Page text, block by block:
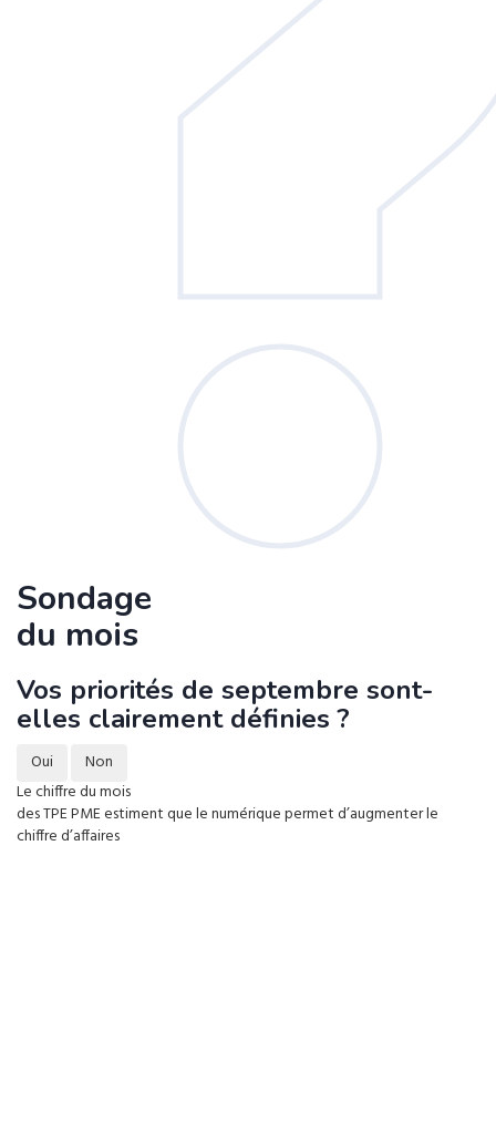
Sondage
du mois
Vos priorités de septembre sont-
elles clairement définies ?
Oui
Non
Le chiffre du mois
des TPE PME estiment que le numérique permet d’augmenter le
chiffre d’affaires